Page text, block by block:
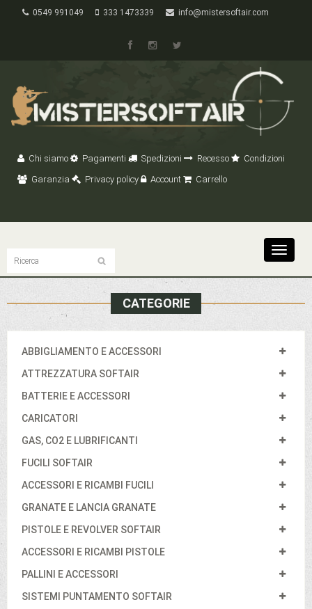
0549 991049 333 1473339 info@mistersoftair.com
Chi siamo Pagamenti Spedizioni Recesso
Condizioni
Garanzia
Privacy policy Account Carrello
Toggle
CATEGORIE
ABBIGLIAMENTO E ACCESSORI
ATTREZZATURA SOFTAIR
BATTERIE E ACCESSORI
CARICATORI
GAS, CO2 E LUBRIFICANTI
FUCILI SOFTAIR
ACCESSORI E RICAMBI FUCILI
GRANATE E LANCIA GRANATE
PISTOLE E REVOLVER SOFTAIR
ACCESSORI E RICAMBI PISTOLE
PALLINI E ACCESSORI
SISTEMI PUNTAMENTO SOFTAIR